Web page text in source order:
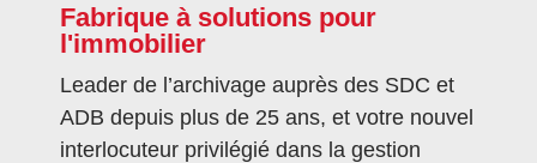
Fabrique à solutions pour
l'immobilier
Leader de l’archivage auprès des SDC et
ADB depuis plus de 25 ans, et votre nouvel
interlocuteur privilégié dans la gestion